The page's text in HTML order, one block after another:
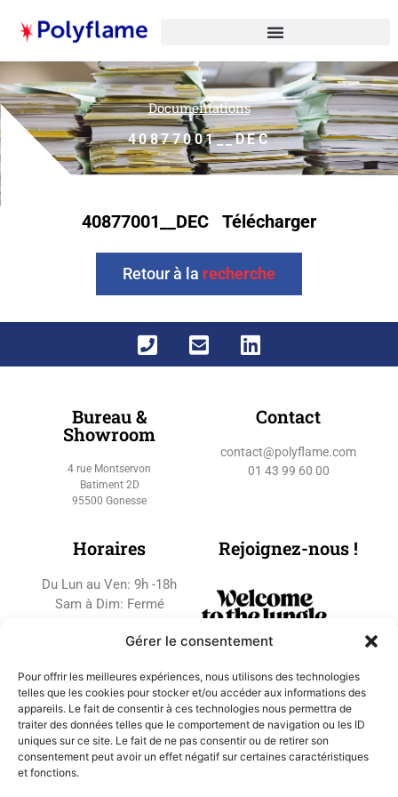
Gérer le consentement
Pour offrir les meilleures expériences, nous utilisons des technologies
telles que les cookies pour stocker et/ou accéder aux informations des
appareils. Le fait de consentir à ces technologies nous permettra de
traiter des données telles que le comportement de navigation ou les ID
uniques sur ce site. Le fait de ne pas consentir ou de retirer son
consentement peut avoir un effet négatif sur certaines caractéristiques
et fonctions.
Documentations
40877001__DEC
40877001__DEC Télécharger
Retour à la recherche
Bureau &
Showroom
4 rue Montservon
Batiment 2D
95500 Gonesse
Contact
contact@polyflame.com
01 43 99 60 00
Horaires
Du Lun au Ven: 9h -18h
Sam à Dim: Fermé
Rejoignez-nous !